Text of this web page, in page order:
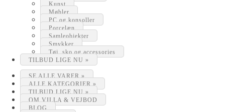
Kunst
Møbler
PC og konsoller
Porcelæn
Samleobjekter
Smykker
Tøj, sko og accessories
TILBUD LIGE NU »
SE ALLE VARER »
ALLE KATEGORIER »
TILBUD LIGE NU »
OM VILLA & VEJBOD
BLOG